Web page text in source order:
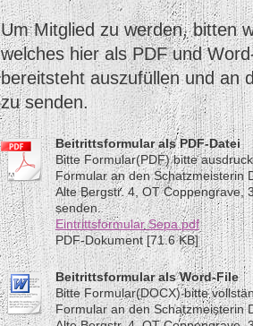
Um Mitglied zu werden, bitten
welches hier als PDF und
bereitsteht auszufüllen und an
zu senden.
Beitrittsformular als PDF-Datei
Bitte Formular(PDF) bitte
Formular an den Schatzmeisterin
Alte Bergstr. 4, OT Coppengrave,
senden.
Eintrittsformular Sepa.pdf
PDF-Dokument [71.6 KB]
Beitrittsformular als Word-File
Bitte Formular(DOCX) bitte
Formular an den Schatzmeisterin